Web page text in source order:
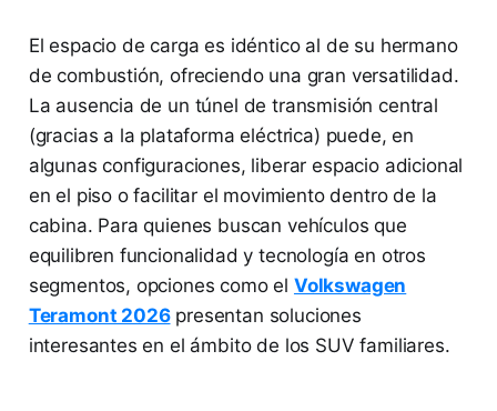
El espacio de carga es idéntico al de su hermano
de combustión, ofreciendo una gran versatilidad.
La ausencia de un túnel de transmisión central
(gracias a la plataforma eléctrica) puede, en
algunas configuraciones, liberar espacio adicional
en el piso o facilitar el movimiento dentro de la
cabina. Para quienes buscan vehículos que
equilibren funcionalidad y tecnología en otros
segmentos, opciones como el Volkswagen
Teramont 2026presentan soluciones
interesantes en el ámbito de los SUV familiares.